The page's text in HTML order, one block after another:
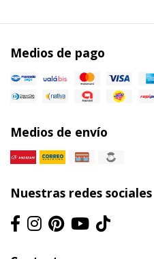
Medios de pago
Medios de envío
Nuestras redes sociales